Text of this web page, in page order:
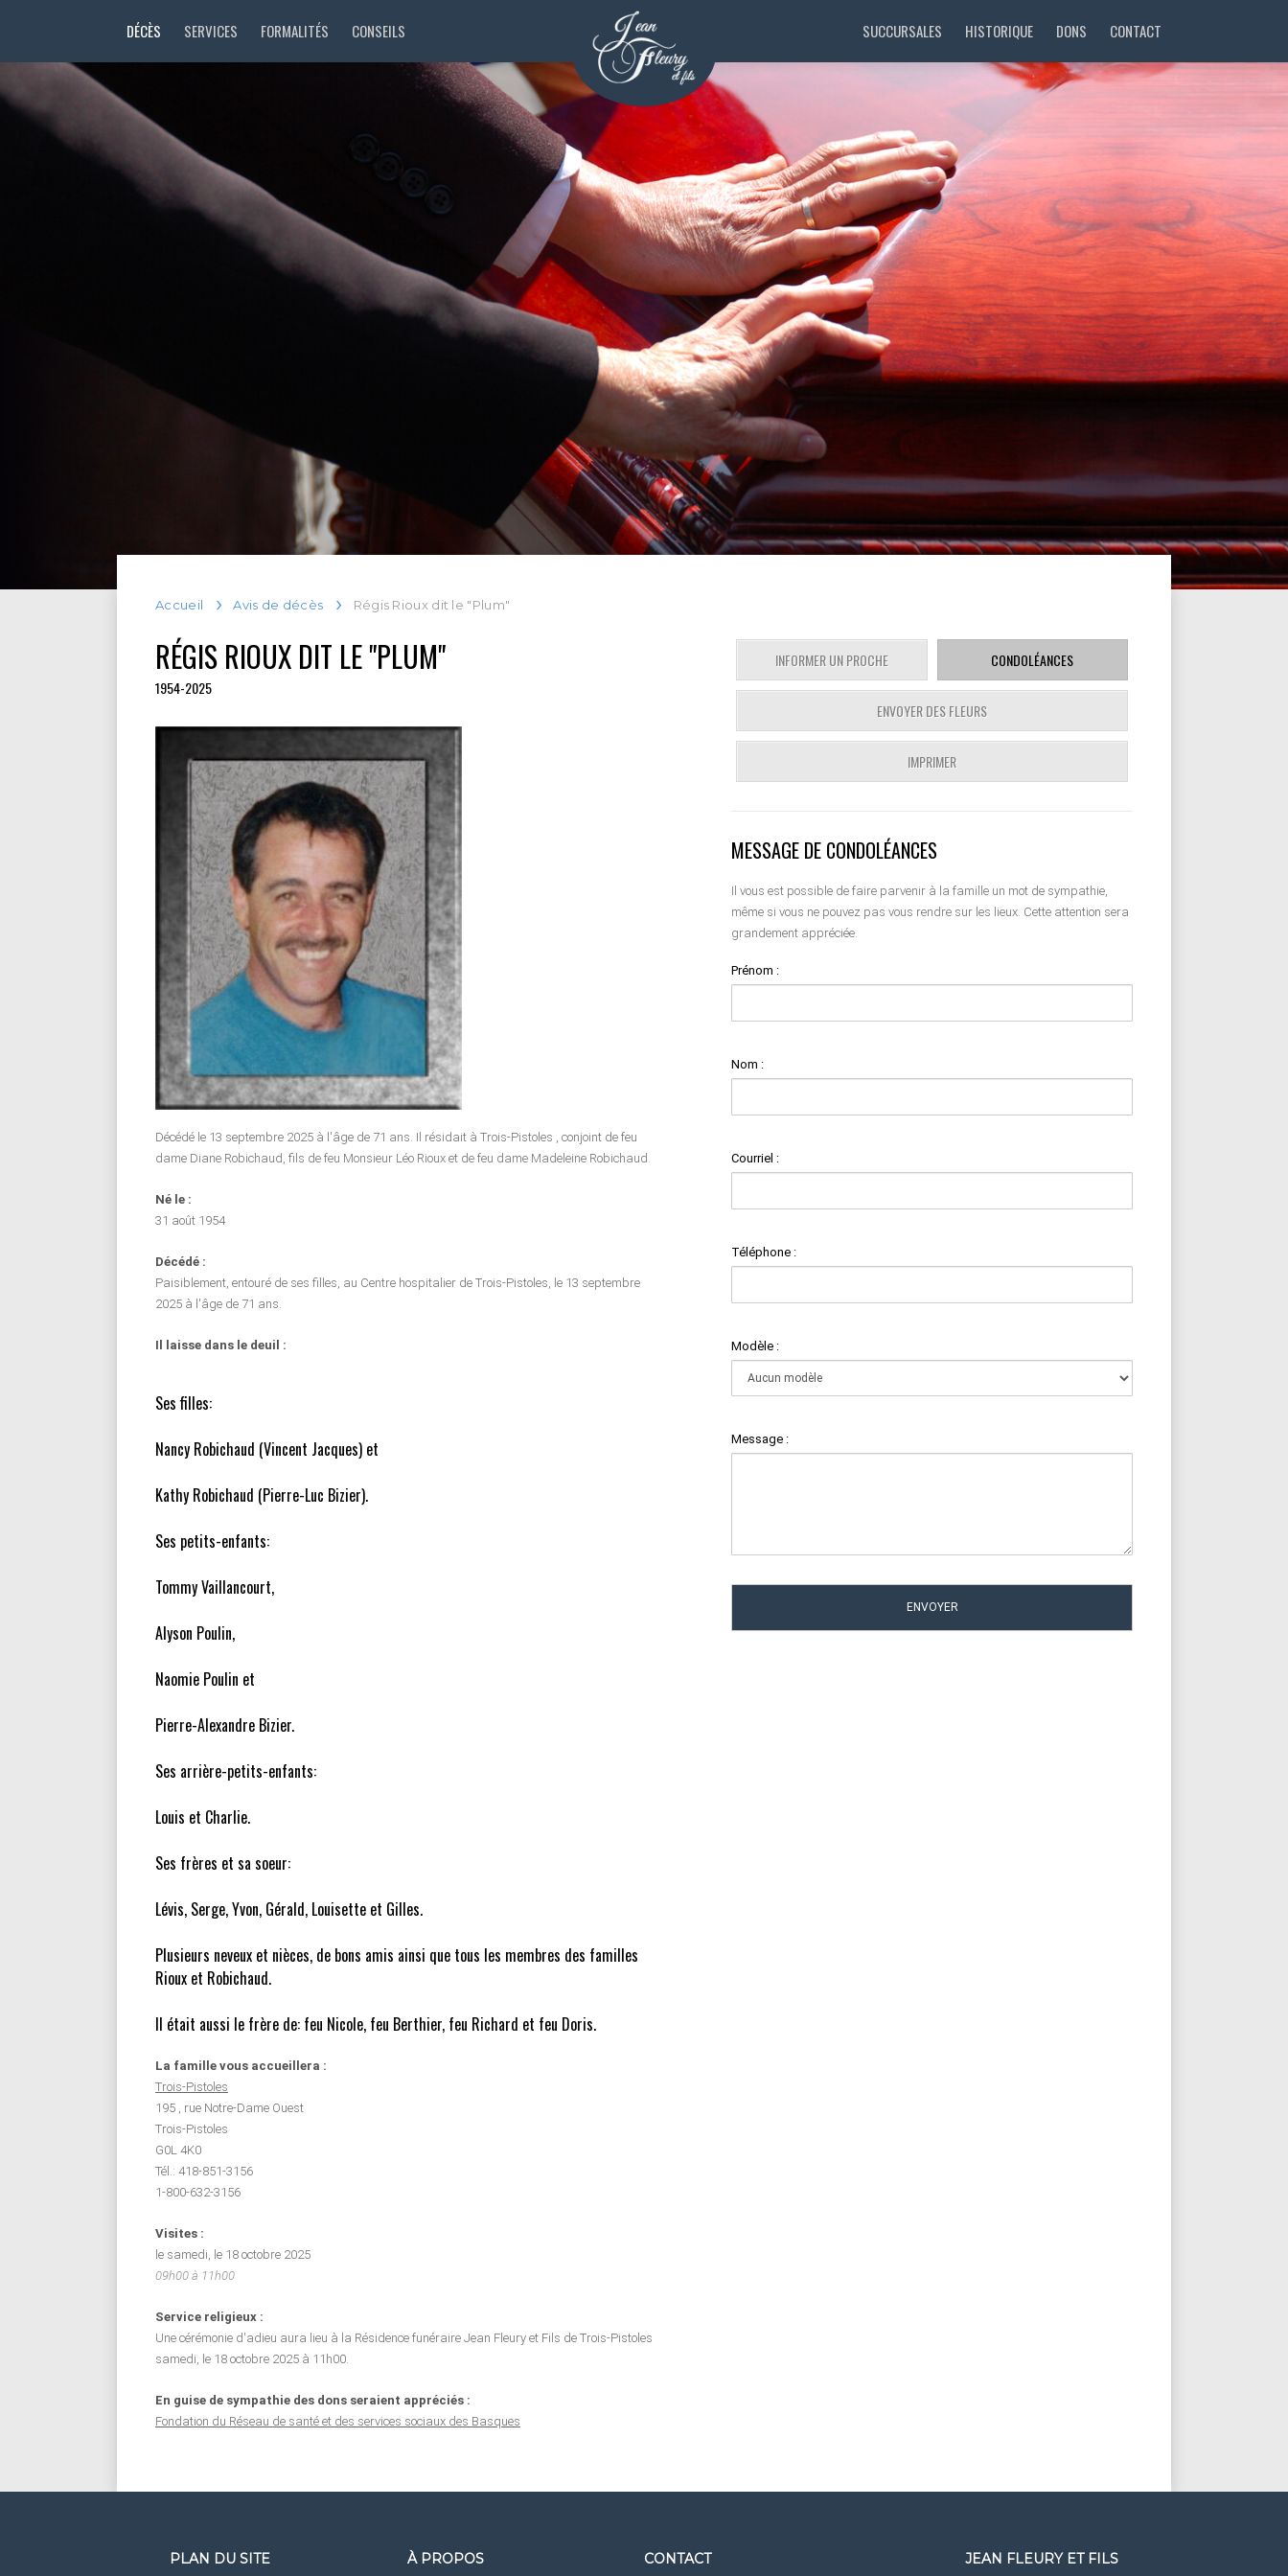
DÉCÈS SERVICES FORMALITÉS CONSEILS SUCCURSALES HISTORIQUE DONS CONTACT
Accueil Avis de décès Régis Rioux dit le "Plum"
RÉGIS RIOUX DIT LE "PLUM"
1954-2025
Décédé le 13 septembre 2025 à l'âge de 71 ans. Il résidait à Trois-Pistoles , conjoint de feu
dame Diane Robichaud, fils de feu Monsieur Léo Rioux et de feu dame Madeleine Robichaud.
Né le :
31 août 1954
Décédé :
Paisiblement, entouré de ses filles, au Centre hospitalier de Trois-Pistoles, le 13 septembre
2025 à l'âge de 71 ans.
Il laisse dans le deuil :
Ses filles:
Nancy Robichaud (Vincent Jacques) et
Kathy Robichaud (Pierre-Luc Bizier).
Ses petits-enfants:
Tommy Vaillancourt,
Alyson Poulin,
Naomie Poulin et
Pierre-Alexandre Bizier.
Ses arrière-petits-enfants:
Louis et Charlie.
Ses frères et sa soeur:
Lévis, Serge, Yvon, Gérald, Louisette et Gilles.
Plusieurs neveux et nièces, de bons amis ainsi que tous les membres des familles
Rioux et Robichaud.
Il était aussi le frère de: feu Nicole, feu Berthier, feu Richard et feu Doris.
La famille vous accueillera :
Trois-Pistoles
195 , rue Notre-Dame Ouest
Trois-Pistoles
G0L 4K0
Tél.: 418-851-3156
1-800-632-3156
Visites :
le samedi, le 18 octobre 2025
09h00 à 11h00
Service religieux :
Une cérémonie d'adieu aura lieu à la Résidence funéraire Jean Fleury et Fils de Trois-Pistoles
samedi, le 18 octobre 2025 à 11h00.
En guise de sympathie des dons seraient appréciés :
Fondation du Réseau de santé et des services sociaux des Basques
INFORMER UN PROCHE CONDOLÉANCES
ENVOYER DES FLEURS
IMPRIMER
MESSAGE DE CONDOLÉANCES
Il vous est possible de faire parvenir à la famille un mot de sympathie,
même si vous ne pouvez pas vous rendre sur les lieux. Cette attention sera
grandement appréciée.
Prénom :
Nom :
Courriel :
Téléphone :
Modèle :
Message :
PLAN DU SITE À PROPOS CONTACT JEAN FLEURY ET FILS